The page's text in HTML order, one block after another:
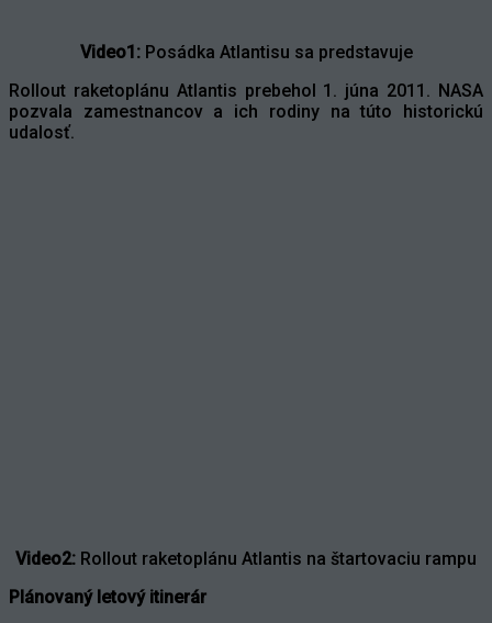
Video1:Posádka Atlantisu sa predstavuje
Rollout raketoplánu Atlantis prebehol 1. júna 2011. NASA
pozvala zamestnancov a ich rodiny na túto historickú
udalosť.
Video2: Rollout raketoplánu Atlantis na štartovaciu rampu
Plánovaný letový itinerár